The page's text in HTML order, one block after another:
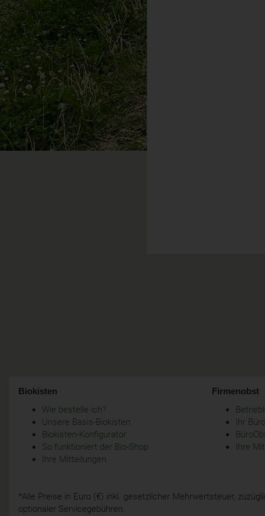
Biokisten
Wie bestelle ich?
Unsere Basis-Biokisten
Biokisten-Konfigurator
So funktioniert der Bio-Shop
Ihre Mitteilungen
Firmenobst
Ihr
Ihre
*Alle Preise in Euro (€) inkl. gesetzlicher Mehrwertsteuer,
optionaler Servicegebühren.